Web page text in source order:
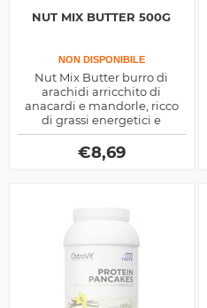
NUT MIX BUTTER 500G
NON DISPONIBILE
Nut Mix Butter burro di
arachidi arricchito di
anacardi e mandorle, ricco
di grassi energetici e
micronutrienti salutari,
sfizioso da abbinare ai tuoi
spuntini
€8,69